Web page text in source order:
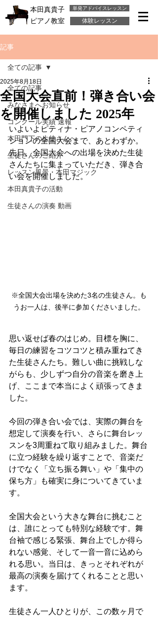
単発アドバイスレッスン
本田真貴子
ピアノ教室
体験レッスン
記事
全ての記事
みなさまへお知らせ
コンクール実績 速報
本田門下の生徒さんへ
生徒さんのご紹介
レッスン風景・本田マジック
本田真貴子の活動
生徒さんの演奏 動画
全ての記事
全国大会直前！弾き合い会
を開催しました 2025年
2025年8月18日
いよいよピティナ・ピアノコンペティ
ションの全国大会まで、あとわずか。
先日、全国大会への出場を決めた生徒
さんたちに集まっていただき、弾き合
い会を開催しました。
※全国大会出場を決めた3名の生徒さん。も
うお一人は、後半に参加くださいました。
思い返せば春のはじめ。目標を胸に、
毎日の練習をコツコツと積み重ねてき
た生徒さんたち。難しい曲に挑戦しな
がらも、少しずつ自分の音楽を磨き上
げ、ここまで本当によく頑張ってきま
した。
今回の弾き合い会では、実際の舞台を
想定して演奏を行い、さらに舞台レッ
スンを3周重ねて取り組みました。舞台
に立つ経験を繰り返すことで、音楽だ
けでなく「立ち振る舞い」や「集中の
保ち方」も確実に身についてきていま
す。
全国大会という大きな舞台に挑むこと
は、誰にとっても特別な経験です。舞
台袖で感じる緊張、舞台上でしか得ら
れない感覚、そして一音一音に込めら
れる思い。当日は、きっとそれぞれが
最高の演奏を届けてくれることと思い
ます。
生徒さん一人ひとりが、この数ヶ月で